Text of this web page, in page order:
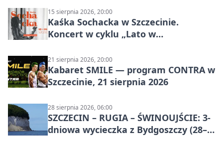
15 sierpnia 2026, 20:00
Kaśka Sochacka w Szczecinie.
Koncert w cyklu „Lato w
21 sierpnia 2026, 20:00
Kabaret SMILE — program CONTRA w
Szczecinie, 21 sierpnia 2026
28 sierpnia 2026, 06:00
SZCZECIN – RUGIA – ŚWINOUJŚCIE: 3-
dniowa wycieczka z Bydgoszczy (28–